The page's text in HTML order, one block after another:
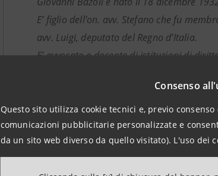
Consenso
Questo sito utilizza cookie tecnici e, previo
comunicazioni pubblicitarie personalizzate e
da un sito web diverso da quello visitato). L'uso dei
E’ figlio dell’on. avv. Stefano che fu
avv. Luigi, deputato del Regno d’Italia.
E’ avvocato e docente di istituzioni di
E’ attualmente presidente di IntesaBci,
Banco Ambrosiano Veneto. E’ inoltre
di Brescia.
E’ consigliere d’amministrazione
Giorgio Cini di Venezia e dell’Istud,
VI, della Congregazione dei Conservatori